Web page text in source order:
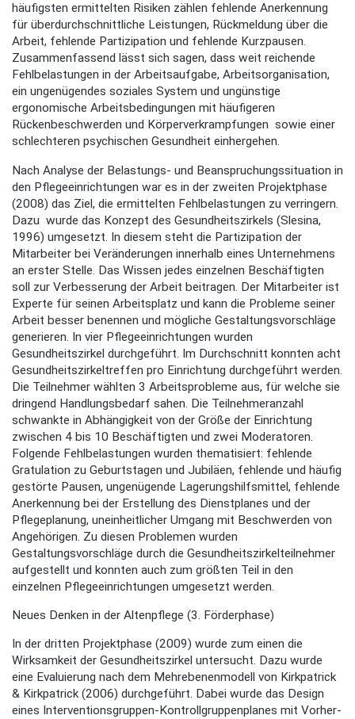
häufigsten ermittelten Risiken zählen fehlende Anerkennung
für überdurchschnittliche Leistungen, Rückmeldung über die
Arbeit, fehlende Partizipation und fehlende Kurzpausen.
Zusammenfassend lässt sich sagen, dass weit reichende
Fehlbelastungen in der Arbeitsaufgabe, Arbeitsorganisation,
ein ungenügendes soziales System und ungünstige
ergonomische Arbeitsbedingungen mit häufigeren
Rückenbeschwerden und Körperverkrampfungen sowie einer
schlechteren psychischen Gesundheit einhergehen.
Nach Analyse der Belastungs- und Beanspruchungssituation in
den Pflegeeinrichtungen war es in der zweiten Projektphase
(2008) das Ziel, die ermittelten Fehlbelastungen zu verringern.
Dazu wurde das Konzept des Gesundheitszirkels (Slesina,
1996) umgesetzt. In diesem steht die Partizipation der
Mitarbeiter bei Veränderungen innerhalb eines Unternehmens
an erster Stelle. Das Wissen jedes einzelnen Beschäftigten
soll zur Verbesserung der Arbeit beitragen. Der Mitarbeiter ist
Experte für seinen Arbeitsplatz und kann die Probleme seiner
Arbeit besser benennen und mögliche Gestaltungsvorschläge
generieren. In vier Pflegeeinrichtungen wurden
Gesundheitszirkel durchgeführt. Im Durchschnitt konnten acht
Gesundheitszirkeltreffen pro Einrichtung durchgeführt werden.
Die Teilnehmer wählten 3 Arbeitsprobleme aus, für welche sie
dringend Handlungsbedarf sahen. Die Teilnehmeranzahl
schwankte in Abhängigkeit von der Größe der Einrichtung
zwischen 4 bis 10 Beschäftigten und zwei Moderatoren.
Folgende Fehlbelastungen wurden thematisiert: fehlende
Gratulation zu Geburtstagen und Jubiläen, fehlende und häufig
gestörte Pausen, ungenügende Lagerungshilfsmittel, fehlende
Anerkennung bei der Erstellung des Dienstplanes und der
Pflegeplanung, uneinheitlicher Umgang mit Beschwerden von
Angehörigen. Zu diesen Problemen wurden
Gestaltungsvorschläge durch die Gesundheitszirkelteilnehmer
aufgestellt und konnten auch zum größten Teil in den
einzelnen Pflegeeinrichtungen umgesetzt werden.
Neues Denken in der Altenpflege (3. Förderphase)
In der dritten Projektphase (2009) wurde zum einen die
Wirksamkeit der Gesundheitszirkel untersucht. Dazu wurde
eine Evaluierung nach dem Mehrebenenmodell von Kirkpatrick
& Kirkpatrick (2006) durchgeführt. Dabei wurde das Design
eines Interventionsgruppen-Kontrollgruppenplanes mit Vorher-